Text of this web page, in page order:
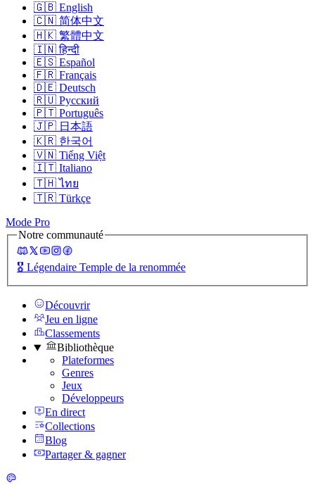
🇬🇧 English
🇨🇳 简体中文
🇭🇰 繁體中文
🇮🇳 हिन्दी
🇪🇸 Español
🇫🇷 Français
🇩🇪 Deutsch
🇷🇺 Русский
🇵🇹 Português
🇯🇵 日本語
🇰🇷 한국어
🇻🇳 Tiếng Việt
🇮🇹 Italiano
🇹🇭 ไทย
🇹🇷 Türkçe
Mode Pro
Notre communauté
🎖️ Légendaire Temple de la renommée
Découvrir
Jeu en ligne
Classements
Bibliothèque
Plateformes
Genres
Jeux
Développeurs
En direct
Collections
Blog
Partager & gagner